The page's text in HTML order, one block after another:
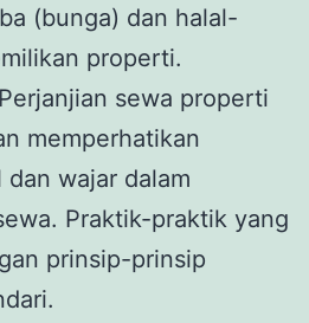
(bunga) dan halal-
properti.
sewa properti
memperhatikan
wajar dalam
Praktik-praktik yang
prinsip-prinsip